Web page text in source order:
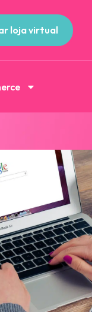
loja virtual